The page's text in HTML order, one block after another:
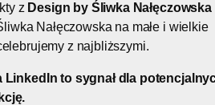
z Design by Śliwka Nałęczowska
Nałęczowska na małe i wielkie
z najbliższymi.
to sygnał dla